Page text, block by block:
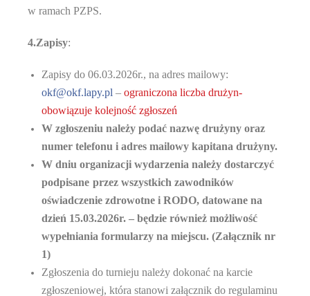
w ramach PZPS.
4.Zapisy:
Zapisy do 06.03.2026r., na adres mailowy:
okf@okf.lapy.pl – ograniczona liczba drużyn-
obowiązuje kolejność zgłoszeń
W zgłoszeniu należy podać nazwę drużyny oraz
numer telefonu i adres mailowy kapitana drużyny.
W dniu organizacji wydarzenia należy dostarczyć
podpisane przez wszystkich zawodników
oświadczenie zdrowotne i RODO, datowane na
dzień 15.03.2026r. – będzie również możliwość
wypełniania formularzy na miejscu. (Załącznik nr
1)
Zgłoszenia do turnieju należy dokonać na karcie
zgłoszeniowej, która stanowi załącznik do regulaminu